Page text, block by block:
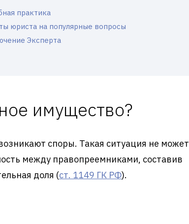
практика
юриста на популярные вопросы
Эксперта
имущество?
споры. Такая ситуация не может
между правопреемниками, составив
доля (ст. 1149 ГК РФ).